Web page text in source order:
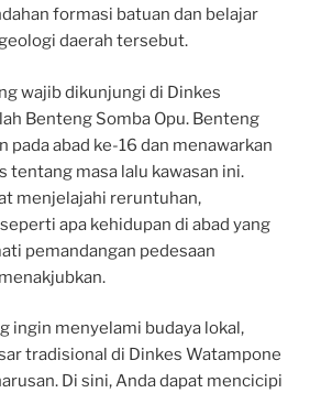
formasi batuan dan belajar
daerah tersebut.
wajib dikunjungi di Dinkes
Benteng Somba Opu. Benteng
pada abad ke-16 dan menawarkan
tentang masa lalu kawasan ini.
menjelajahi reruntuhan,
apa kehidupan di abad yang
pemandangan pedesaan
ingin menyelami budaya lokal,
tradisional di Dinkes Watampone
Di sini, Anda dapat mencicipi